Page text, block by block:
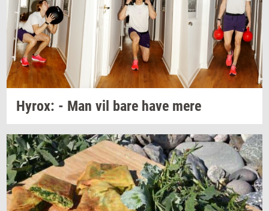
Hyrox: - Man vil bare have mere